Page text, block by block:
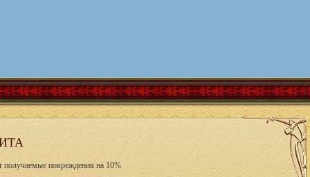
получаемые повреждения на 10%